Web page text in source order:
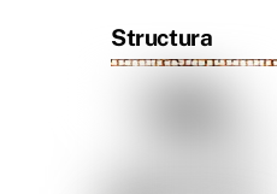
Structura